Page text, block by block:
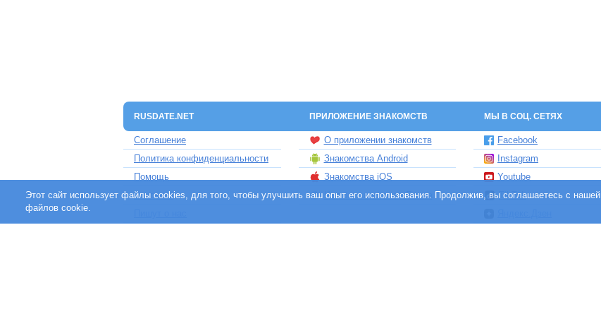
RUSDATE.NET ПРИЛОЖЕНИЕ ЗНАКОМСТВ МЫ В СОЦ. СЕТЯХ
Соглашение
Политика конфиденциальности
Помощь
Контакты
О приложении знакомств
Знакомства Android
Знакомства iOS
Чат бот знакомств Елена
Facebook
Instagram
Youtube
TikTok
Этот сайт использует файлы cookies, для того, чтобы улучшить ваш опыт его использования. Продолжив, вы соглашаетесь с нашей
файлов cookie.